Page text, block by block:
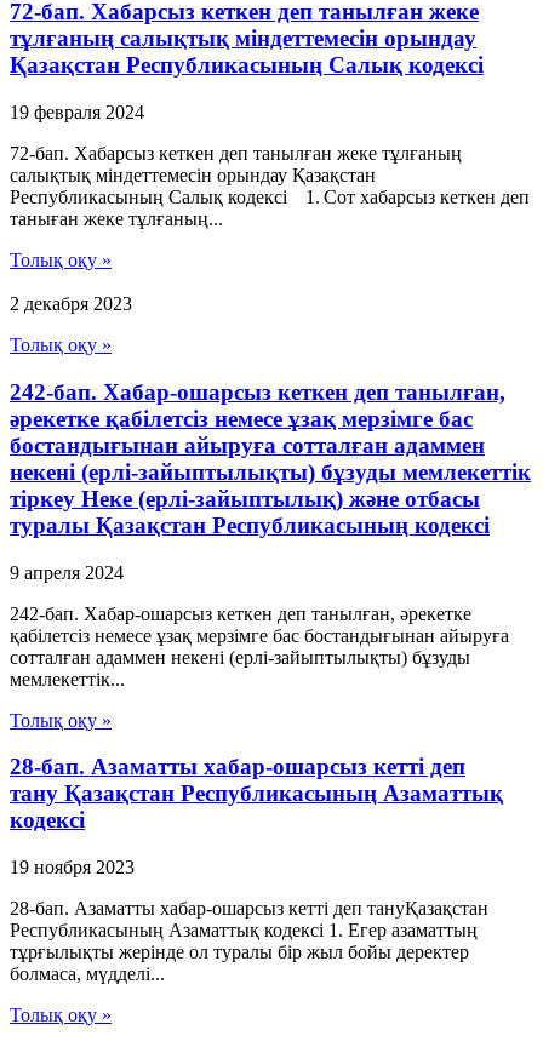
72-бап. Хабарсыз кеткен деп танылған жеке
тұлғаның салықтық міндеттемесін орындау
Қазақстан Республикасының Салық кодексі
19 февраля 2024
72-бап. Хабарсыз кеткен деп танылған жеке тұлғаның
салықтық міндеттемесін орындау Қазақстан
Республикасының Салық кодексі 1. Сот хабарсыз кеткен деп
таныған жеке тұлғаның...
Толық оқу »
2 декабря 2023
Толық оқу »
242-бап. Хабар-ошарсыз кеткен деп танылған,
әрекетке қабілетсіз немесе ұзақ мерзімге бас
бостандығынан айыруға сотталған адаммен
некені (ерлі-зайыптылықты) бұзуды мемлекеттік
тіркеу Неке (ерлі-зайыптылық) және отбасы
туралы Қазақстан Республикасының кодексі
9 апреля 2024
242-бап. Хабар-ошарсыз кеткен деп танылған, әрекетке
қабілетсіз немесе ұзақ мерзімге бас бостандығынан айыруға
сотталған адаммен некені (ерлі-зайыптылықты) бұзуды
мемлекеттік...
Толық оқу »
28-бап. Азаматты хабар-ошарсыз кеттi деп
тану Қазақстан Республикасының Азаматтық
кодексi
19 ноября 2023
28-бап. Азаматты хабар-ошарсыз кеттi деп тануҚазақстан
Республикасының Азаматтық кодексi 1. Егер азаматтың
тұрғылықты жерiнде ол туралы бiр жыл бойы деректер
болмаса, мүдделi...
Толық оқу »